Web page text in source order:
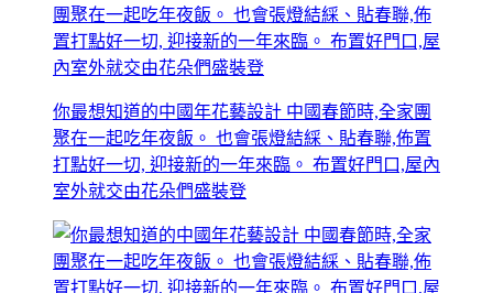
你最想知道的中國年花藝設計 中國春節時,全家團
聚在一起吃年夜飯。 也會張燈結綵、貼春聯,佈置
打點好一切, 迎接新的一年來臨。 布置好門口,屋內
室外就交由花朵們盛裝登